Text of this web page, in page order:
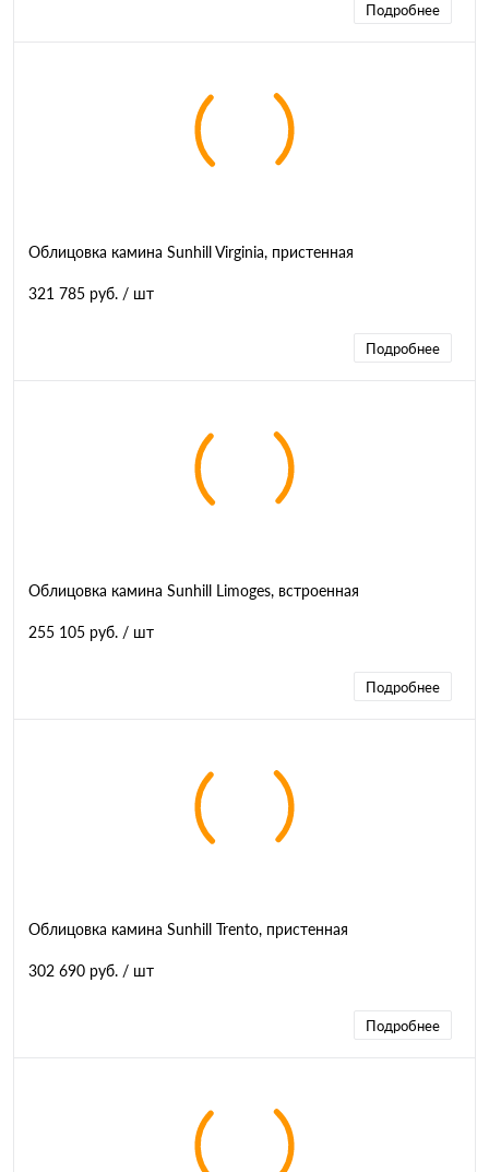
Подробнее
Облицовка камина Sunhill Virginia, пристенная
321 785 руб. / шт
Подробнее
Облицовка камина Sunhill Limoges, встроенная
255 105 руб. / шт
Подробнее
Облицовка камина Sunhill Trento, пристенная
302 690 руб. / шт
Подробнее